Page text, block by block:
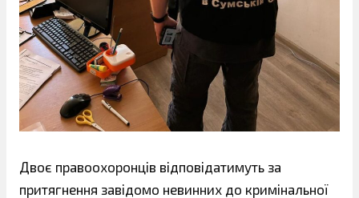
Двоє правоохоронців відповідатимуть за
притягнення завідомо невинних до кримінальної